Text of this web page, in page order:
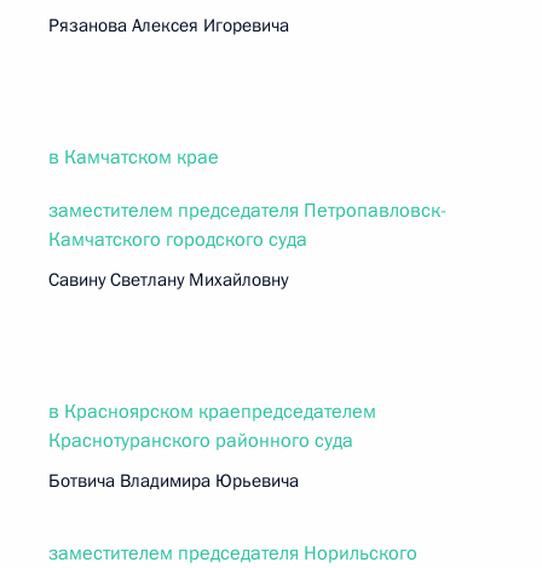
Рязанова Алексея Игоревича
в Камчатском крае
заместителем председателя Петропавловск-
Камчатского городского суда
Савину Светлану Михайловну
в Красноярском краепредседателем
Краснотуранского районного суда
Ботвича Владимира Юрьевича
заместителем председателя Норильского